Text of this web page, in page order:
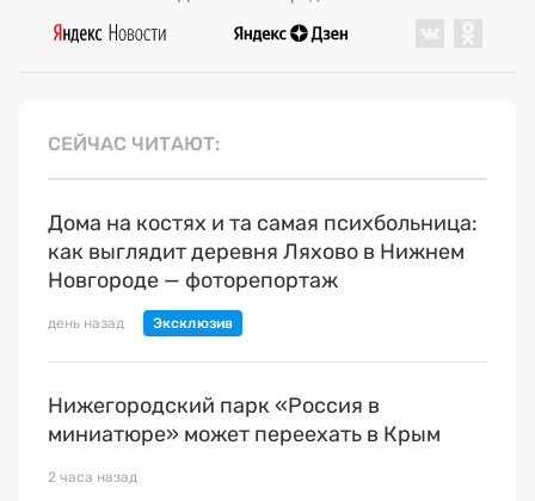
СЕЙЧАС ЧИТАЮТ
Дома на костях и та самая психбольница:
как выглядит деревня Ляхово в Нижнем
Новгороде — фоторепортаж
день назад
Нижегородский парк «Россия в
миниатюре» может переехать в Крым
2 часа назад